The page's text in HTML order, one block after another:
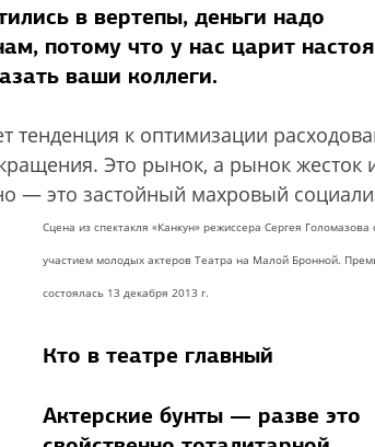
в вертепы, деньги надо
потому что у нас царит
ваши коллеги.
тенденция к оптимизации
Это рынок, а рынок жесток
— это застойный махровый
Сцена из спектакля «Канкун» режиссера Сергея Голомазова
участием молодых актеров Театра на Малой Бронной.
состоялась 13 декабря 2013 г.
Кто в театре главный
Актерские бунты — разве это